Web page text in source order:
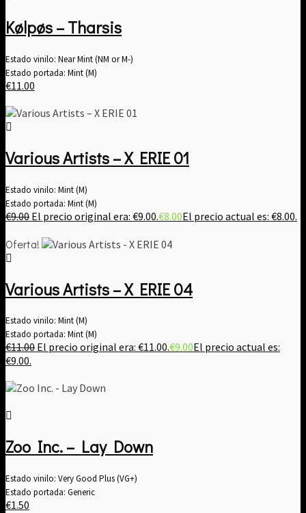
Kølpøs – Tharsis
Estado vinilo: Near Mint (NM or M-)
Estado portada: Mint (M)
€11.00
Various Artists ‎– X ERIE 01
Estado vinilo: Mint (M)
Estado portada: Mint (M)
€9.00 El precio original era: €9.00.€8.00El precio actual es: €8.00.
Oferta!
Various Artists – X ERIE 04
Estado vinilo: Mint (M)
Estado portada: Mint (M)
€11.00 El precio original era: €11.00.€9.00El precio actual es:
€9.00.
Zoo Inc. – Lay Down
Estado vinilo: Very Good Plus (VG+)
Estado portada: Generic
€1.50